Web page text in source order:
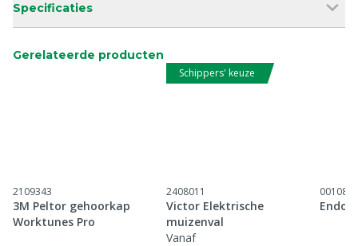
Specificaties
Gerelateerde producten
2109343
3M Peltor gehoorkap
Worktunes Pro
Schippers' keuze
2408011
Victor Elektrische
muizenval
Vanaf
0010816